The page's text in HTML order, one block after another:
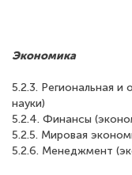
Экономика
5.2.3. Региональная и
науки)
5.2.4. Финансы
5.2.5. Мировая
5.2.6. Менеджмент